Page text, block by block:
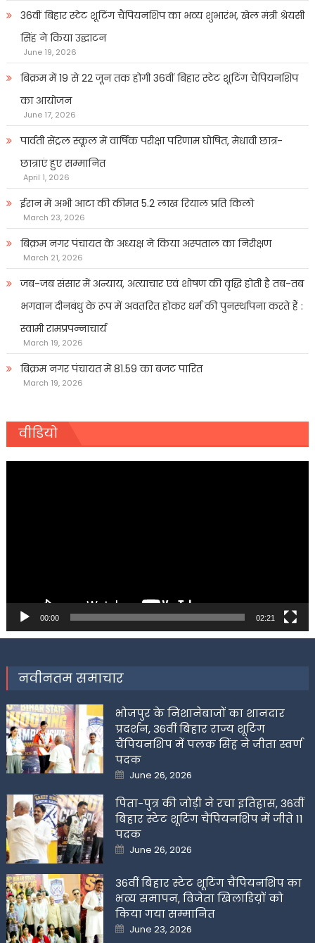
36वीं बिहार स्टेट शूटिंग चैंपियनशिप का भव्य शुभारंभ, खेल मंत्री श्रेयसी
सिंह ने किया उद्घाटन
June 19, 2026
बिक्रम में 19 से 22 जून तक होगी 36वीं बिहार स्टेट शूटिंग चैंपियनशिप
का आयोजन
June 17, 2026
पार्वती सेंट्रल स्कूल में वार्षिक परीक्षा परिणाम घोषित, मेधावी छात्र-
छात्राएं हुए सम्मानित
April 1, 2026
ईरान में अभी आटा की कीमत 5.2 लाख रियाल प्रति किलो
March 23, 2026
बिक्रम नगर पंचायत के अध्यक्ष ने किया अस्पताल का निरीक्षण
March 21, 2026
जब-जब संसार में अन्याय, अत्याचार एवं शोषण की वृद्धि होती है तब-तब
भगवान दीनबंधु के रूप में अवतरित होकर धर्म की पुनर्स्थापना करते हैं :
स्वामी रामप्रपन्नाचार्य
March 19, 2026
बिक्रम नगर पंचायत में 81.59 का बजट पारित
March 19, 2026
वीडियो
00:00 02:21
नवीनतम समाचार
भोजपुर के निशानेबाजों का शानदार
प्रदर्शन, 36वीं बिहार राज्य शूटिंग
चैंपियनशिप में पलक सिंह ने जीता स्वर्ण
पदक
Posted
on
June 26, 2026
पिता-पुत्र की जोड़ी ने रचा इतिहास, 36वीं
बिहार स्टेट शूटिंग चैंपियनशिप में जीते 11
पदक
Posted
on
June 26, 2026
36वीं बिहार स्टेट शूटिंग चैंपियनशिप का
भव्य समापन, विजेता खिलाडिय़ों को
किया गया सम्मानित
Posted
on
June 23, 2026